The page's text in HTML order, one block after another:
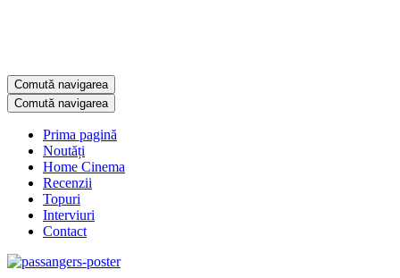
Comută navigarea
Comută navigarea
Prima pagină
Noutăți
Home Cinema
Recenzii
Topuri
Interviuri
Contact